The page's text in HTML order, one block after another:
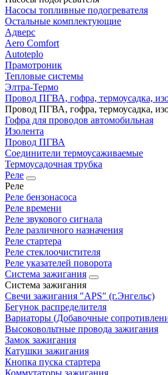
Насосы топливные подогревателя
Остальные комплектующие
Адверс
Aero Comfort
Autoteplo
Прамотроник
Тепловые системы
Элтра-Термо
Провод ПГВА, гофра, термоусадка,
Провод ПГВА, гофра, термоусадка,
Гофра для проводов автомобильная
Изолента
Провод ПГВА
Соединители термоусаживаемые
Термоусадочная трубка
Реле
Реле
Реле бензонасоса
Реле времени
Реле звукового сигнала
Реле различного назначения
Реле стартера
Реле стеклоочистителя
Реле указателей поворота
Система зажигания
Система зажигания
Свечи зажигания "APS" (г.Энгельс)
Бегунок распределителя
Вариаторы (Добавочные
Высоковольтные провода зажигания
Замок зажигания
Катушки зажигания
Кнопка пуска стартера